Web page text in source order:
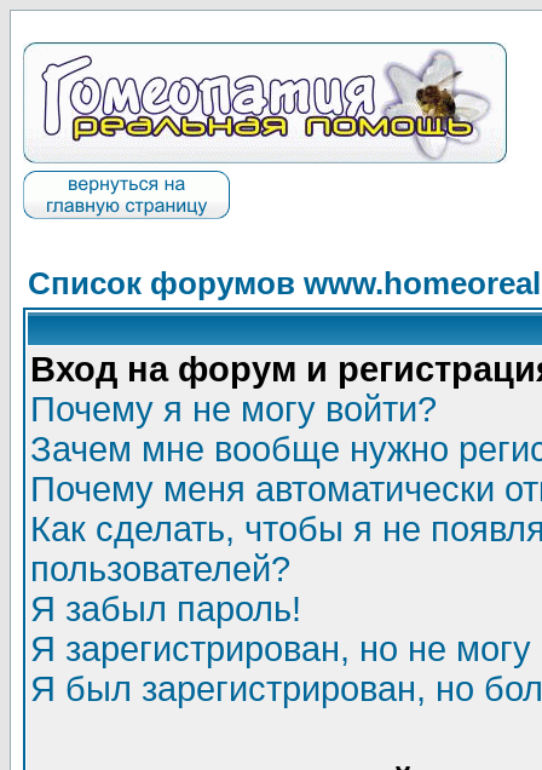
Список форумов
Вход на форум и
Почему я не могу войти?
Зачем мне вообще нужно
Почему меня автоматически
Как сделать, чтобы я не
пользователей?
Я забыл пароль!
Я зарегистрирован, но не могу
Я был зарегистрирован, но